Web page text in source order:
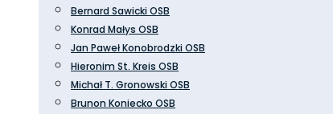
Bernard Sawicki OSB
Konrad Małys OSB
Jan Paweł Konobrodzki OSB
Hieronim St. Kreis OSB
Michał T. Gronowski OSB
Brunon Koniecko OSB